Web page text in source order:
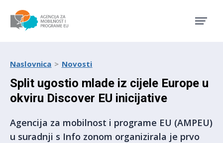
Naslovnica Novosti
Split ugostio mlade iz cijele Europe u
okviru Discover EU inicijative
Agencija za mobilnost i programe EU (AMPEU)
u suradnji s Info zonom organizirala je prvo